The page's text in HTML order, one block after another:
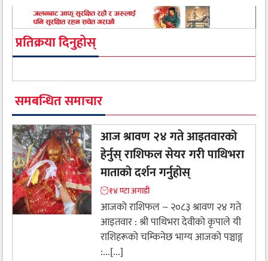
प्रतिक्रया दिनुहोस्
समबन्धित समाचार
आज श्रावण २४ गते आइतवारको
हेर्नुस् राशिफल सेयर गरी पाथिभरा
माताको दर्शन गर्नुहोस्
१४ ण्टा अगाडी
आजको राशिफल ~ २०८३ श्रावण २४ गते
आइतवार : श्री पाथिभरा देवीकाे कृपाले यी
राशिहरूकाे चम्किनेछ भाग्य आजको पञ्चाङ्ग
:...[...]